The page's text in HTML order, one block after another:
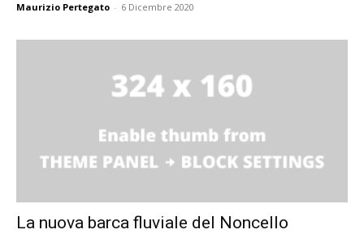
Maurizio Pertegato - 6 Dicembre 2020
La nuova barca fluviale del Noncello